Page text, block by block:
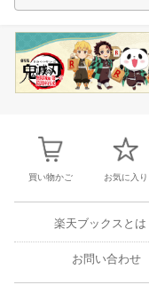
買い物かご お気に入り
楽天ブックスとは
お問い合わせ